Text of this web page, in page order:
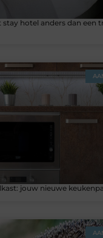
hotel anders dan een
jouw nieuwe